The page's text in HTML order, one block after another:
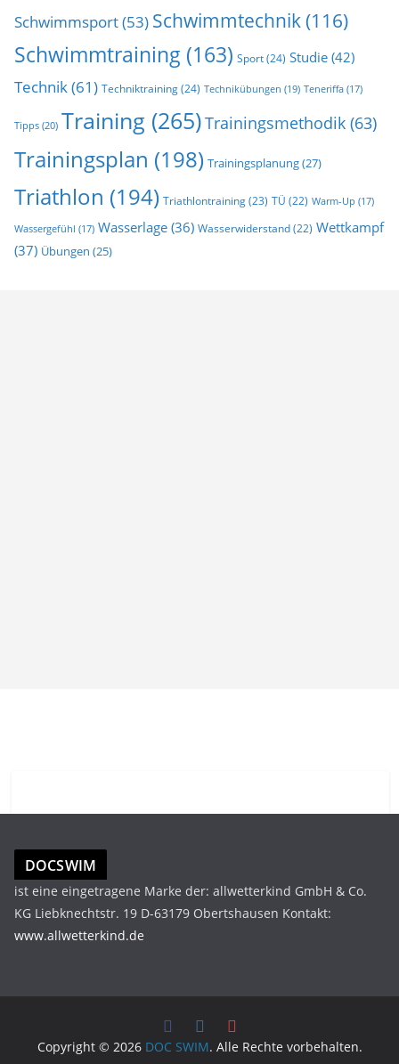
Schwimmsport(53) Schwimmtechnik(116)
Schwimmtraining (163) Sport(24) Studie (42)
Technik(61) Techniktraining(24) Technikübungen (19) Teneriffa (17)
Tipps (20) Training (265)Trainingsmethodik (63)
Trainingsplan (198) Trainingsplanung(27)
Triathlon (194) Triathlontraining(23) TÜ (22) Warm-Up (17)
Wassergefühl (17) Wasserlage (36) Wasserwiderstand(22) Wettkampf
(37) Übungen (25)
DOCSWIM
ist eine eingetragene Marke der: allwetterkind GmbH & Co.
KG Liebknechtstr. 19 D-63179 Obertshausen Kontakt:
www.allwetterkind.de
Copyright © 2026 DOC SWIM. Alle Rechte vorbehalten.